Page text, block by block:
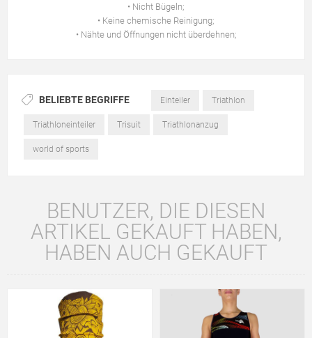
• Nicht Bügeln;
• Keine chemische Reinigung;
• Nähte und Öffnungen nicht überdehnen;
BELIEBTE BEGRIFFE Einteiler Triathlon
Triathloneinteiler Trisuit Triathlonanzug
world of sports
BENUTZER, DIE DIESEN
ARTIKEL GEKAUFT HABEN,
HABEN AUCH GEKAUFT